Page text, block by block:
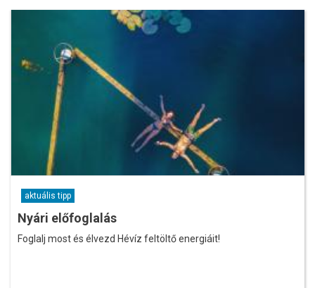
aktuális tipp
Nyári előfoglalás
Foglalj most és élvezd Hévíz feltöltő energiáit!